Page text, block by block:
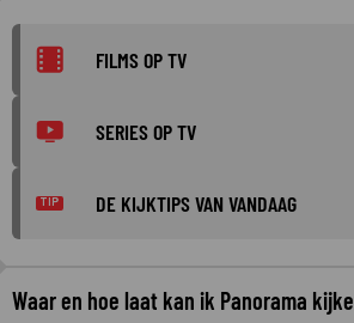
FILMS OP TV
SERIES OP TV
TIP DE KIJKTIPS VAN VANDAAG
Waar en hoe laat kan ik Panorama